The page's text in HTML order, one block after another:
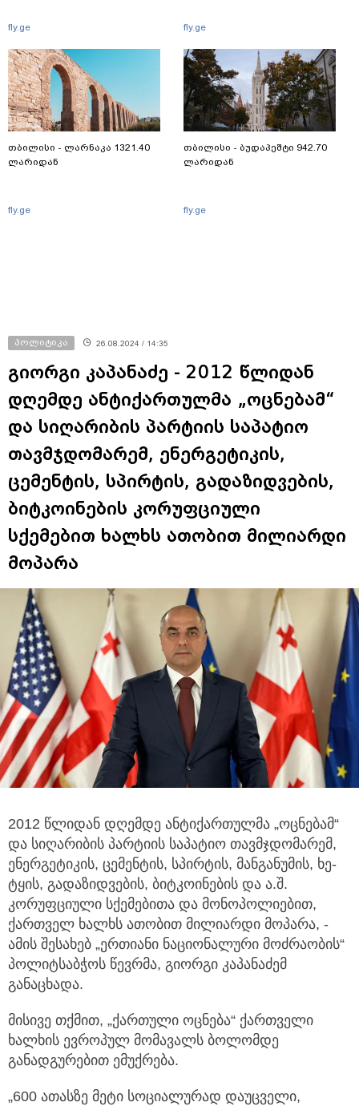
fly.ge
თბილისი - ლარნაკა 1321.40
ლარიდან
fly.ge
fly.ge
თბილისი - ბუდაპეშტი 942.70
ლარიდან
fly.ge
პოლიტიკა 26.08.2024 / 14:35
გიორგი კაპანაძე - 2012 წლიდან
დღემდე ანტიქართულმა „ოცნებამ“
და სიღარიბის პარტიის საპატიო
თავმჯდომარემ, ენერგეტიკის,
ცემენტის, სპირტის, გადაზიდვების,
ბიტკოინების კორუფციული
სქემებით ხალხს ათობით მილიარდი
მოპარა
2012 წლიდან დღემდე ანტიქართულმა „ოცნებამ“
და სიღარიბის პარტიის საპატიო თავმჯდომარემ,
ენერგეტიკის, ცემენტის, სპირტის, მანგანუმის, ხე-
ტყის, გადაზიდვების, ბიტკოინების და ა.შ.
კორუფციული სქემებითა და მონოპოლიებით,
ქართველ ხალხს ათობით მილიარდი მოპარა, -
ამის შესახებ „ერთიანი ნაციონალური მოძრაობის“
პოლიტსაბჭოს წევრმა, გიორგი კაპანაძემ
განაცხადა.
მისივე თქმით, „ქართული ოცნება“ ქართველი
ხალხის ევროპულ მომავალს ბოლომდე
განადგურებით ემუქრება.
„600 ათასზე მეტი სოციალურად დაუცველი,